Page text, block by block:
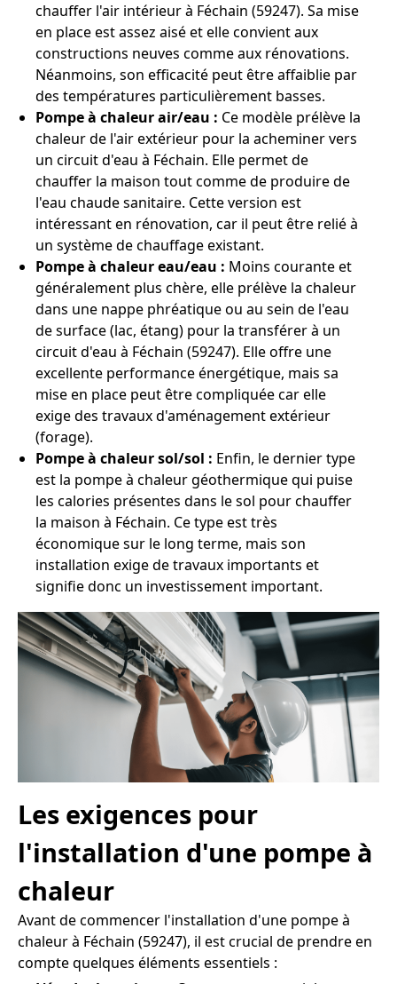
chauffer l'air intérieur à Féchain (59247). Sa mise
en place est assez aisé et elle convient aux
constructions neuves comme aux rénovations.
Néanmoins, son efficacité peut être affaiblie par
des températures particulièrement basses.
Pompe à chaleur air/eau : Ce modèle prélève la
chaleur de l'air extérieur pour la acheminer vers
un circuit d'eau à Féchain. Elle permet de
chauffer la maison tout comme de produire de
l'eau chaude sanitaire. Cette version est
intéressant en rénovation, car il peut être relié à
un système de chauffage existant.
Pompe à chaleur eau/eau : Moins courante et
généralement plus chère, elle prélève la chaleur
dans une nappe phréatique ou au sein de l'eau
de surface (lac, étang) pour la transférer à un
circuit d'eau à Féchain (59247). Elle offre une
excellente performance énergétique, mais sa
mise en place peut être compliquée car elle
exige des travaux d'aménagement extérieur
(forage).
Pompe à chaleur sol/sol : Enfin, le dernier type
est la pompe à chaleur géothermique qui puise
les calories présentes dans le sol pour chauffer
la maison à Féchain. Ce type est très
économique sur le long terme, mais son
installation exige de travaux importants et
signifie donc un investissement important.
Les exigences pour
l'installation d'une pompe à
chaleur
Avant de commencer l'installation d'une pompe à
chaleur à Féchain (59247), il est crucial de prendre en
compte quelques éléments essentiels :